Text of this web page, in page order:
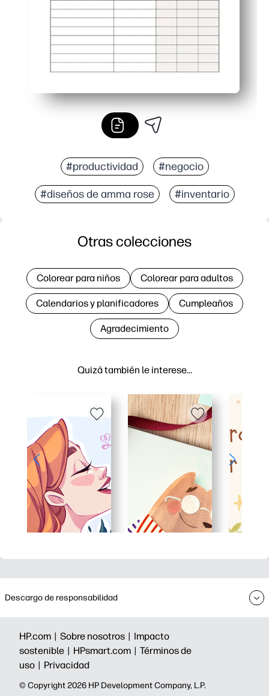
#productividad #negocio
#diseños de amma rose #inventario
Quizá también le interese…
Otras colecciones
Colorear para niños Colorear para adultos
Calendarios y planificadores Cumpleaños
Agradecimiento
Descargo de responsabilidad
HP.com | Sobre nosotros | Impacto
sostenible | HPsmart.com | Términos de
uso | Privacidad
©️ Copyright 2026 HP Development Company, L.P.